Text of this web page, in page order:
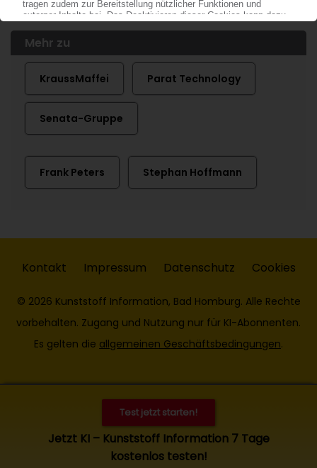
Mehr zu
KraussMaffei Parat Technology
Senata-Gruppe
Frank Peters Stephan Hoffmann
Test jetzt starten!
Jetzt KI – Kunststoff Information 7 Tage
kostenlos testen!
Kontakt Impressum Datenschutz Cookies
© 2026 Kunststoff Information, Bad Homburg. Alle Rechte
vorbehalten. Zugang und Nutzung nur für KI-Abonnenten.
Es gelten die allgemeinen Geschäftsbedingungen.